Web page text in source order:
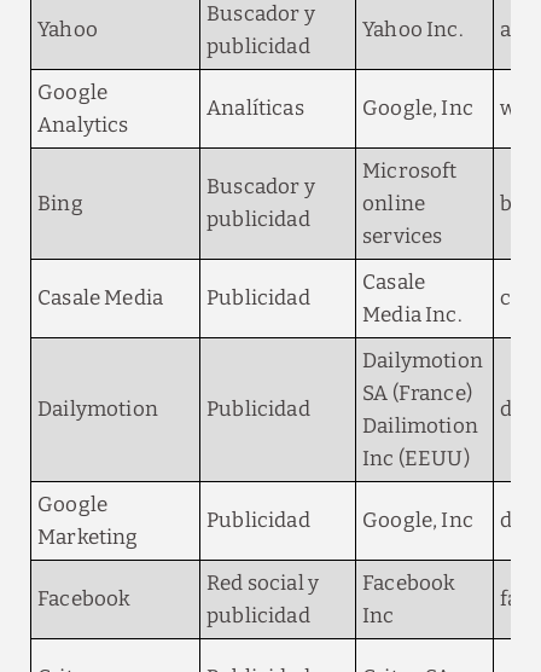
Yahoo
Buscador y
publicidad
Yahoo Inc.
Google
Analytics
Analíticas Google, Inc
Bing
Buscador y
publicidad
Microsoft
online
services
Casale Media Publicidad
Casale
Media Inc.
Dailymotion Publicidad
Dailymotion
SA (France)
Dailimotion
Inc (EEUU)
Google
Marketing
Publicidad Google, Inc
Facebook
Red social y
publicidad
Facebook
Inc